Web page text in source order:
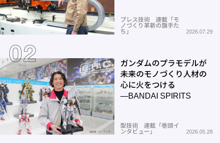
プレス技術 連載「モ
ノづくり革新の旗手た
ち」
2026.07.29
ガンダムのプラモデルが
未来のモノづくり人材の
心に火をつける
―BANDAI SPIRITS
型技術 連載「巻頭イ
ンタビュー」
2026.05.28